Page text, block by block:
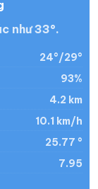
như 33°.
24°/29°
93%
4.2 km
10.1 km/h
25.77 °
7.95